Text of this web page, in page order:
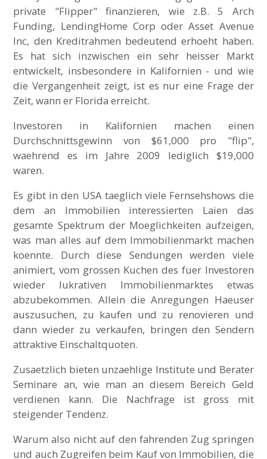
private "Flipper" finanzieren, wie z.B. 5 Arch
Funding, LendingHome Corp oder Asset Avenue
Inc, den Kreditrahmen bedeutend erhoeht haben.
Es hat sich inzwischen ein sehr heisser Markt
entwickelt, insbesondere in Kalifornien - und wie
die Vergangenheit zeigt, ist es nur eine Frage der
Zeit, wann er Florida erreicht.
Investoren in Kalifornien machen einen
Durchschnittsgewinn von $61,000 pro "flip",
waehrend es im Jahre 2009 lediglich $19,000
waren.
Es gibt in den USA taeglich viele Fernsehshows die
dem an Immobilien interessierten Laien das
gesamte Spektrum der Moeglichkeiten aufzeigen,
was man alles auf dem Immobilienmarkt machen
koennte. Durch diese Sendungen werden viele
animiert, vom grossen Kuchen des fuer Investoren
wieder lukrativen Immobilienmarktes etwas
abzubekommen. Allein die Anregungen Haeuser
auszusuchen, zu kaufen und zu renovieren und
dann wieder zu verkaufen, bringen den Sendern
attraktive Einschaltquoten.
Zusaetzlich bieten unzaehlige Institute und Berater
Seminare an, wie man an diesem Bereich Geld
verdienen kann. Die Nachfrage ist gross mit
steigender Tendenz.
Warum also nicht auf den fahrenden Zug springen
und auch Zugreifen beim Kauf von Immobilien, die